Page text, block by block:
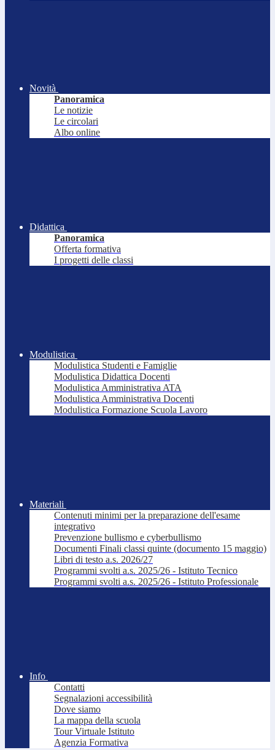
Novità
Panoramica
Le notizie
Le circolari
Albo online
Didattica
Panoramica
Offerta formativa
I progetti delle classi
Modulistica
Modulistica Studenti e Famiglie
Modulistica Didattica Docenti
Modulistica Amministrativa ATA
Modulistica Amministrativa Docenti
Modulistica Formazione Scuola Lavoro
Materiali
Contenuti minimi per la preparazione dell'esame
integrativo
Prevenzione bullismo e cyberbullismo
Documenti Finali classi quinte (documento 15 maggio)
Libri di testo a.s. 2026/27
Programmi svolti a.s. 2025/26 - Istituto Tecnico
Programmi svolti a.s. 2025/26 - Istituto Professionale
Info
Contatti
Segnalazioni accessibilità
Dove siamo
La mappa della scuola
Tour Virtuale Istituto
Agenzia Formativa